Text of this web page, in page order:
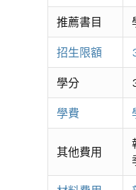
推薦書目
招生限額
學分
學費
其他費用